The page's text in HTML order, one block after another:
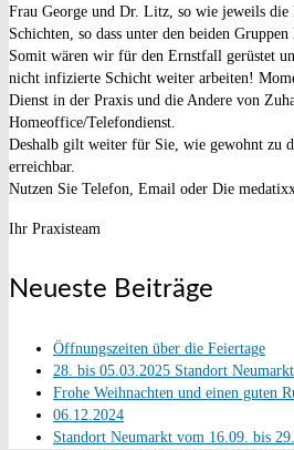
Frau George und Dr. Litz, so wie jeweils die
Schichten, so dass unter den beiden
Somit wären wir für den Ernstfall gerüstet
nicht infizierte Schicht weiter arbeiten!
Dienst in der Praxis und die Andere von
Homeoffice/Telefondienst.
Deshalb gilt weiter für Sie, wie gewohnt zu
erreichbar.
Nutzen Sie Telefon, Email oder Die
Ihr Praxisteam
Neueste Beiträge
Öffnungszeiten über die Feiertage
28. bis 05.03.2025 Standort Neumarkt
Frohe Weihnachten und einen guten
06.12.2024
Standort Neumarkt vom 16.09. bis